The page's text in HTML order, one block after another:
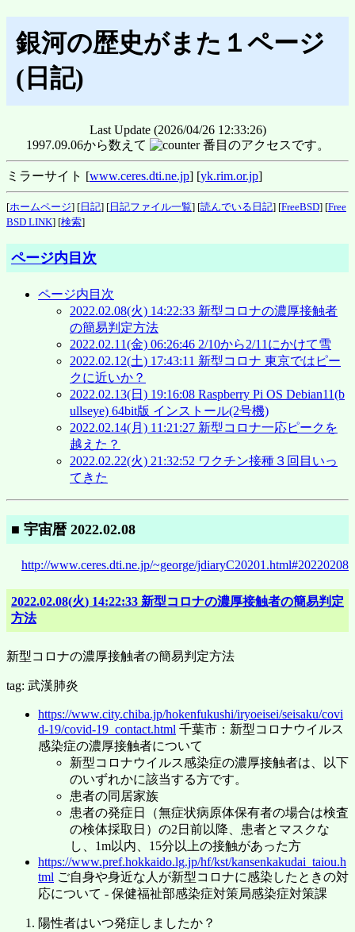
銀河の歴史がまた１ページ
(日記)
Last Update (2026/04/26 12:33:26)
1997.09.06から数えて
番目のアクセスです。
ミラーサイト [www.ceres.dti.ne.jp] [yk.rim.or.jp]
[ホームページ] [ 日記] [ 日記ファイル一覧] [読んでいる日記] [FreeBSD] [Free
BSD LINK] [検索]
ページ内目次
ページ内目次
2022.02.08(火) 14:22:33 新型コロナの濃厚接触者
の簡易判定方法
2022.02.11(金) 06:26:46 2/10から2/11にかけて雪
2022.02.12(土) 17:43:11 新型コロナ 東京ではピー
クに近いか？
2022.02.13(日) 19:16:08 Raspberry Pi OS Debian11(b
ullseye) 64bit版 インストール(2号機)
2022.02.14(月) 11:21:27 新型コロナ一応ピークを
越えた？
2022.02.22(火) 21:32:52 ワクチン接種３回目いっ
てきた
■ 宇宙暦 2022.02.08
http://www.ceres.dti.ne.jp/~george/jdiaryC20201.html#20220208
2022.02.08(火) 14:22:33 新型コロナの濃厚接触者の簡易判定
方法
新型コロナの濃厚接触者の簡易判定方法
tag: 武漢肺炎
https://www.city.chiba.jp/hokenfukushi/iryoeisei/seisaku/covi
d-19/covid-19_contact.html 千葉市：新型コロナウイルス
感染症の濃厚接触者について
新型コロナウイルス感染症の濃厚接触者は、以下
のいずれかに該当する方です。
患者の同居家族
患者の発症日（無症状病原体保有者の場合は検査
の検体採取日）の2日前以降、患者とマスクな
し、1m以内、15分以上の接触があった方
https://www.pref.hokkaido.lg.jp/hf/kst/kansenkakudai_taiou.h
tml ご自身や身近な人が新型コロナに感染したときの対
応について - 保健福祉部感染症対策局感染症対策課
陽性者はいつ発症しましたか？